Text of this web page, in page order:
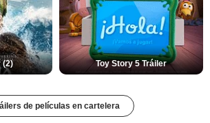
(2) Toy Story 5 Tráiler
de películas en cartelera